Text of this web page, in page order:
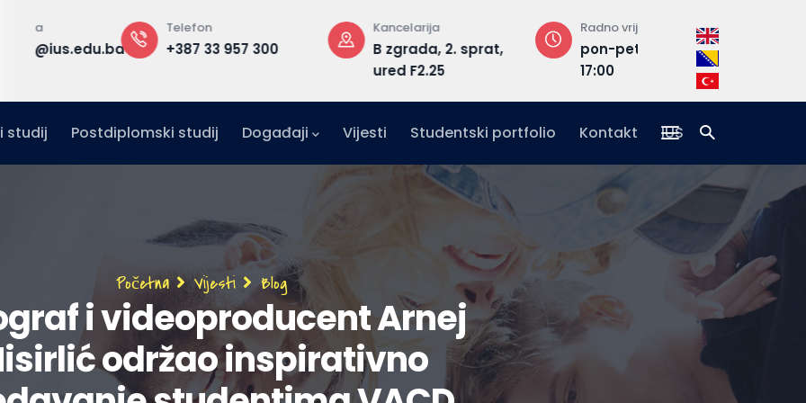
Telefon
+387 33 957 300
Kancelarija
B zgrada, 2. sprat,
Radno vrijeme
pon-pet: 08:30 –
Adresa
Hrasnička
15, 71210 Ilidža
studij Postdiplomski studij Događaji Vijesti Studentski portfolio Kontakt IUS
Breadcrumb
Početna Vijesti Blog
i videoproducent Arnej
održao inspirativno